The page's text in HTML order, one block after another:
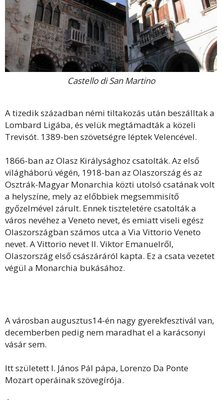
Castello di San Martino
A tizedik században némi tiltakozás után beszálltak a
Lombard Ligába, és velük megtámadták a közeli
Trevisót. 1389-ben szövetségre léptek Velencével.
1866-ban az Olasz Királysághoz csatolták. Az első
világháború végén, 1918-ban az Olaszország és az
Osztrák-Magyar Monarchia közti utolsó csatának volt
a helyszíne, mely az előbbiek megsemmisítő
győzelmével zárult. Ennek tiszteletére csatolták a
város nevéhez a Veneto nevet, és emiatt viseli egész
Olaszországban számos utca a Via Vittorio Veneto
nevet. A Vittorio nevet II. Viktor Emanuelről,
Olaszország első császáráról kapta. Ez a csata vezetet
végül a Monarchia bukásához.
A városban augusztus14-én nagy gyerekfesztivál van,
decemberben pedig nem maradhat el a karácsonyi
vásár sem.
Itt született I. János Pál pápa, Lorenzo Da Ponte
Mozart operáinak szövegírója.